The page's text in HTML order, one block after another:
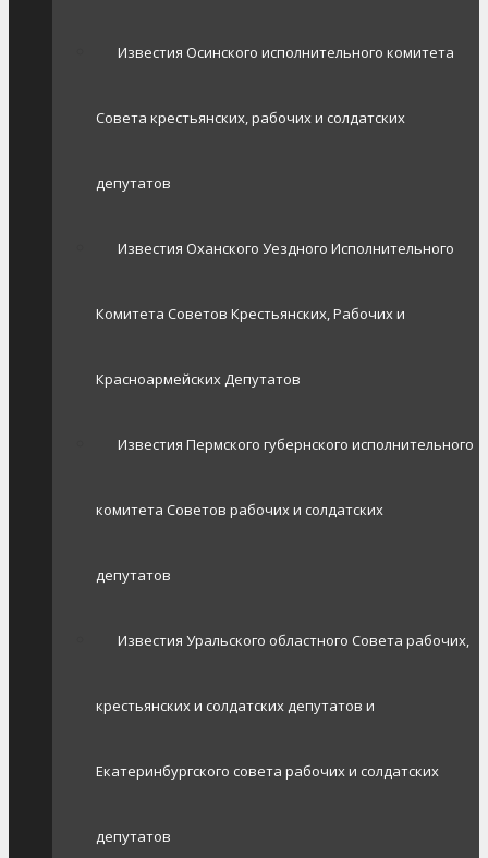
Известия Осинского исполнительного комитета
Совета крестьянских, рабочих и солдатских
депутатов
Известия Оханского Уездного Исполнительного
Комитета Советов Крестьянских, Рабочих и
Красноармейских Депутатов
Известия Пермского губернского исполнительного
комитета Советов рабочих и солдатских
депутатов
Известия Уральского областного Совета рабочих,
крестьянских и солдатских депутатов и
Екатеринбургского совета рабочих и солдатских
депутатов